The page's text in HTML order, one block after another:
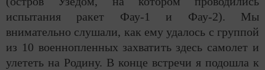
испытания ракет Фау-1 и Фау-2). Мы
внимательно слушали, как ему удалось с группой
из 10 военнопленных захватить здесь самолет и
улететь на Родину. В конце встречи я подошла к